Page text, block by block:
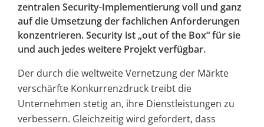
zentralen Security-Implementierung voll und ganz
auf die Umsetzung der fachlichen Anforderungen
konzentrieren. Security ist „out of the Box“ für sie
und auch jedes weitere Projekt verfügbar.
Der durch die weltweite Vernetzung der Märkte
verschärfte Konkurrenzdruck treibt die
Unternehmen stetig an, ihre Dienstleistungen zu
verbessern. Gleichzeitig wird gefordert, dass